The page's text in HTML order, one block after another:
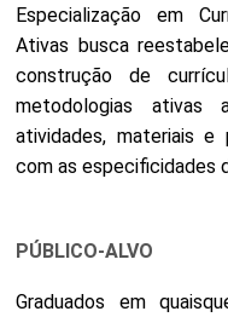
Especialização em
Ativas busca
construção de
metodologias
atividades, materiais e
com as especificidades
PÚBLICO-ALVO
Graduados em